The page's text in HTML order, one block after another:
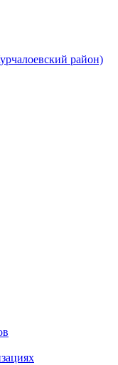
район)